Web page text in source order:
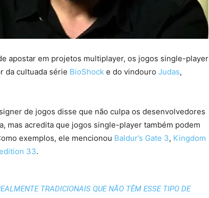
apostar em projetos multiplayer, os jogos single-player
da cultuada série BioShock e do vindouro Judas,
de jogos disse que não culpa os desenvolvedores
mas acredita que jogos single-player também podem
exemplos, ele mencionou Baldur’s Gate 3, Kingdom
33.
TRADICIONAIS QUE NÃO TÊM ESSE TIPO DE